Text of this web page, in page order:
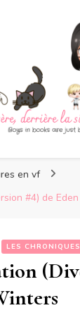
en
en
en vf
#4) de
LES